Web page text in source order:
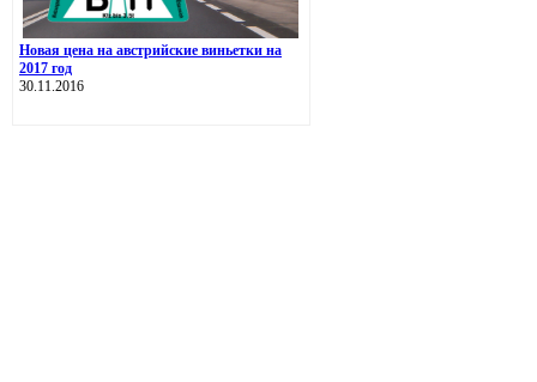
Новая цена на австрийские виньетки на
2017 год
30.11.2016